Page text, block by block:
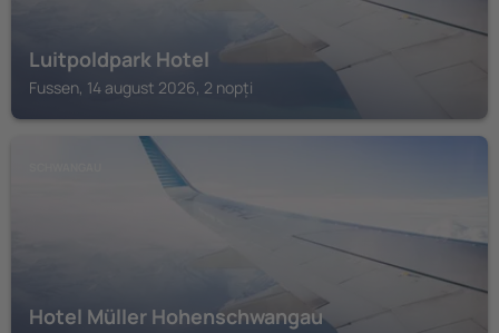
Luitpoldpark Hotel
Fussen, 14 august 2026, 2 nopți
Hotel Müller Hohenschwangau